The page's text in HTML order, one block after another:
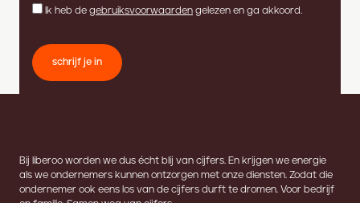
Ik heb de gebruiksvoorwaarden gelezen en ga akkoord.
schrijf je in
Bij liberoo worden we dus écht blij van cijfers. En krijgen we energie
als we ondernemers kunnen ontzorgen met onze diensten. Zodat die
ondernemer ook eens los van de cijfers durft te dromen. Voor bedrijf